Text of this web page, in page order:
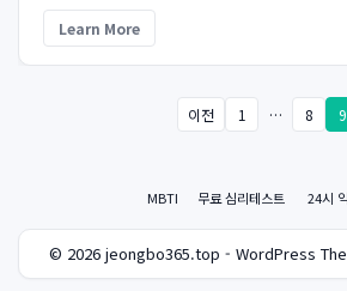
Learn More
이전 1 … 8 9
MBTI 무료 심리테스트 24시
© 2026 jeongbo365.top - WordPress